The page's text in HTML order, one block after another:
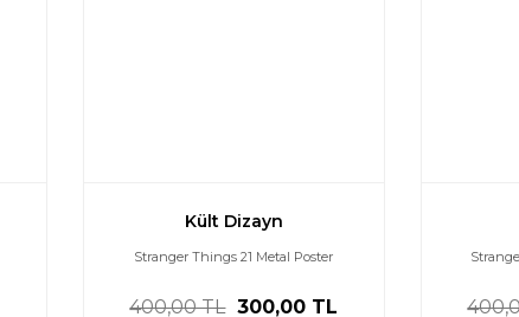
Kült Dizayn
Stranger Things 21 Metal Poster
400,00 TL 300,00 TL